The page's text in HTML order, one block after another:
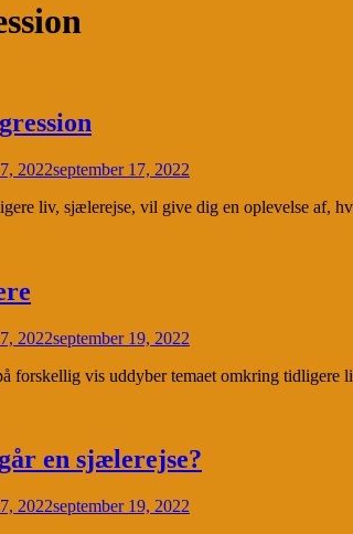
2022september 17, 2022
liv, sjælerejse, vil give dig en oplevelse af,
2022september 19, 2022
forskellig vis uddyber temaet omkring tidligere
en sjælerejse?
2022september 19, 2022